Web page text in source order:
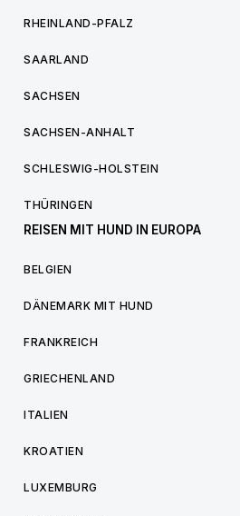
RHEINLAND-PFALZ
SAARLAND
SACHSEN
SACHSEN-ANHALT
SCHLESWIG-HOLSTEIN
THÜRINGEN
REISEN MIT HUND IN EUROPA
BELGIEN
DÄNEMARK MIT HUND
FRANKREICH
GRIECHENLAND
ITALIEN
KROATIEN
LUXEMBURG